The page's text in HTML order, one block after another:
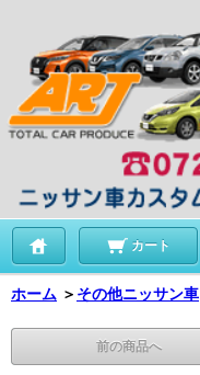
カート
ホーム ＞ その他ニッサン車
前の商品へ